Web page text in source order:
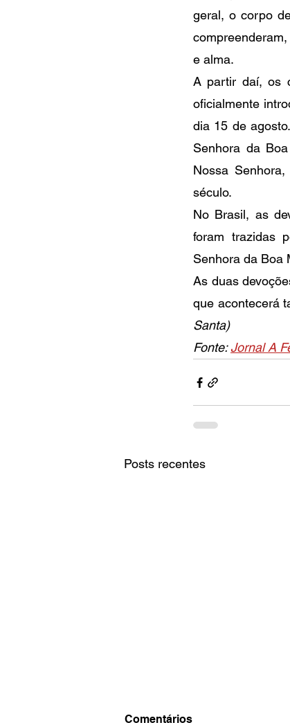
geral, o corpo
e alma.
A partir daí, os
oficialmente
dia 15 de
Senhora da
Nossa
século.
No Brasil, as
foram trazidas
Senhora da Boa
As duas
que acontecerá
Santa)
Fonte: Jornal A
Posts recentes
Comentários